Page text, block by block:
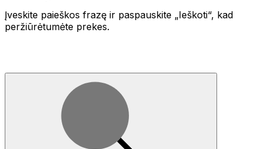
Įveskite paieškos frazę ir paspauskite „Ieškoti“, kad
peržiūrėtumėte prekes.